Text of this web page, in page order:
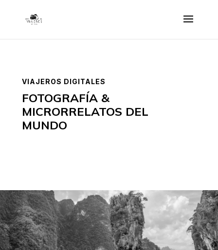
VIAJEROS DIGITALES
FOTOGRAFÍA &
MICRORRELATOS DEL
MUNDO